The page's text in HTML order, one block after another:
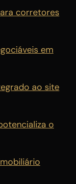
corretores
em
ao site
o